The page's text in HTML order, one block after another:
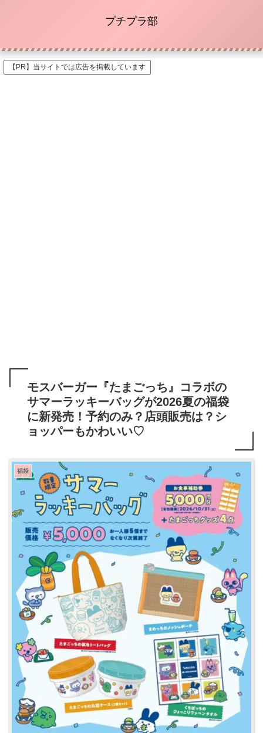
プチプラ部
【PR】当サイトでは広告を掲載しています
モスバーガー『たまごっち』コラボの
サマーラッキーバッグが2026夏の福袋
に新発売！予約のみ？店頭販売は？シ
ョッパーもかわいい♡
福袋